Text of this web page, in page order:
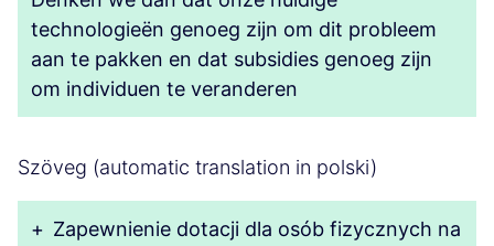
technologieën genoeg zijn om dit probleem
aan te pakken en dat subsidies genoeg zijn
om individuen te veranderen
Szöveg (automatic translation in polski)
+ Zapewnienie dotacji dla osób fizycznych na